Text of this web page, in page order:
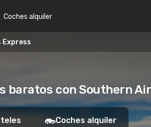
Coches alquiler
Express
baratos con Southern
Coches alquiler